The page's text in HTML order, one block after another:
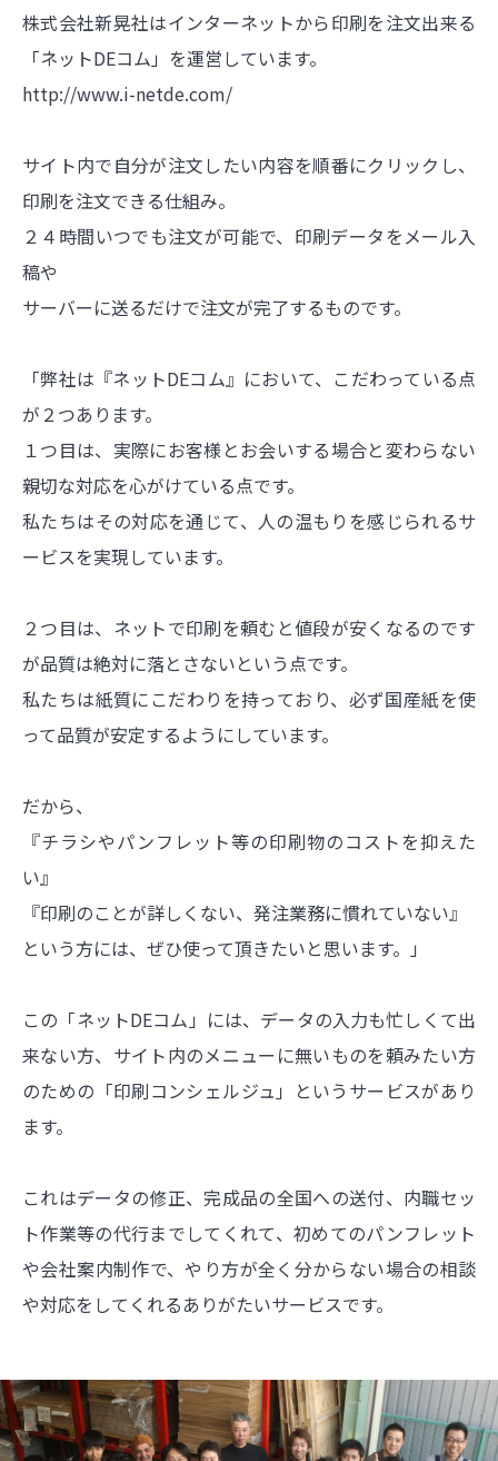
株式会社新晃社はインターネットから印刷を注文出来る
「ネットDEコム」を運営しています。
http://www.i-netde.com/
サイト内で自分が注文したい内容を順番にクリックし、
印刷を注文できる仕組み。
２４時間いつでも注文が可能で、印刷データをメール入
稿や
サーバーに送るだけで注文が完了するものです。
「弊社は『ネットDEコム』において、こだわっている点
が２つあります。
１つ目は、実際にお客様とお会いする場合と変わらない
親切な対応を心がけている点です。
私たちはその対応を通じて、人の温もりを感じられるサ
ービスを実現しています。
２つ目は、ネットで印刷を頼むと値段が安くなるのです
が品質は絶対に落とさないという点です。
私たちは紙質にこだわりを持っており、必ず国産紙を使
って品質が安定するようにしています。
だから、
『チラシやパンフレット等の印刷物のコストを抑えた
い』
『印刷のことが詳しくない、発注業務に慣れていない』
という方には、ぜひ使って頂きたいと思います。」
この「ネットDEコム」には、データの入力も忙しくて出
来ない方、サイト内のメニューに無いものを頼みたい方
のための「印刷コンシェルジュ」というサービスがあり
ます。
これはデータの修正、完成品の全国への送付、内職セッ
ト作業等の代行までしてくれて、初めてのパンフレット
や会社案内制作で、やり方が全く分からない場合の相談
や対応をしてくれるありがたいサービスです。